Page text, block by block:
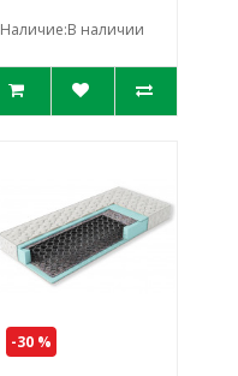
Наличие:В наличии
-30 %